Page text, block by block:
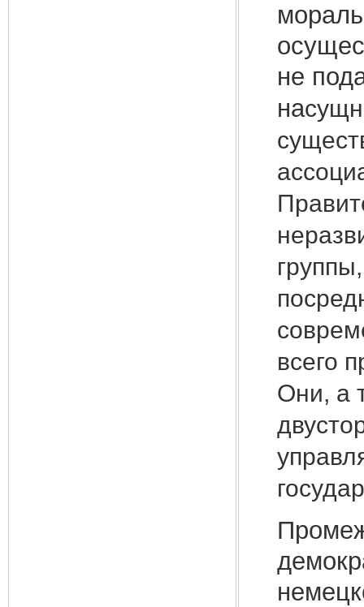
не
на
всего
Они, а